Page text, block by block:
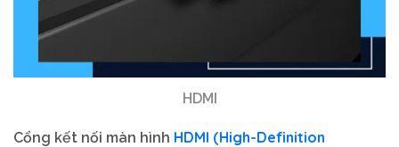
HDMI
Cổng kết nối màn hình HDMI (High-Definition